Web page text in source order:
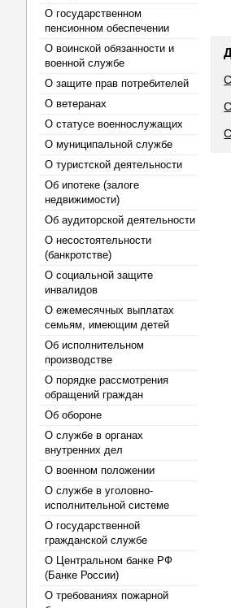
О государственном
пенсионном обеспечении
О воинской обязанности и
военной службе
О защите прав потребителей
О ветеранах
О статусе военнослужащих
О муниципальной службе
О туристской деятельности
Об ипотеке (залоге
недвижимости)
Об аудиторской деятельности
О несостоятельности
(банкротстве)
О социальной защите
инвалидов
О ежемесячных выплатах
семьям, имеющим детей
Об исполнительном
производстве
О порядке рассмотрения
обращений граждан
Об обороне
О службе в органах
внутренних дел
О военном положении
О службе в уголовно-
исполнительной системе
О государственной
гражданской службе
О Центральном банке РФ
(Банке России)
О требованиях пожарной